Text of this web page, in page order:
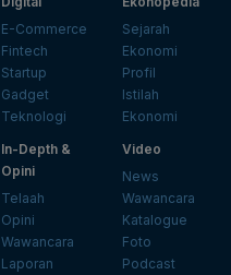
E-Commerce
Fintech
Startup
Gadget
Teknologi
Sejarah
Ekonomi
Profil
Istilah
Ekonomi
In-Depth &
Opini
Telaah
Opini
Wawancara
Laporan
Video
News
Wawancara
Katalogue
Foto
Podcast